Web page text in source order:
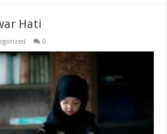
Hati
0